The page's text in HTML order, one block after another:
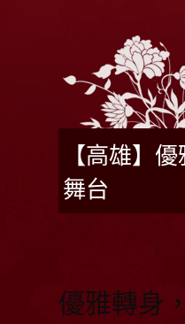
【高雄】
舞台
優雅轉身